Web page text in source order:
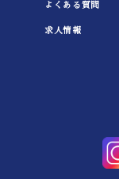
よくある質問
求人情報